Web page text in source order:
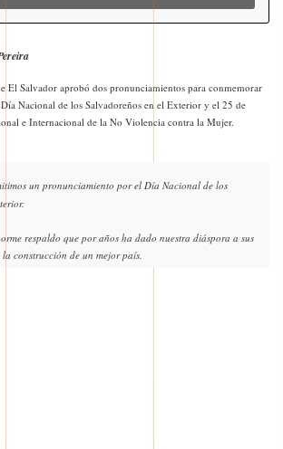
El Salvador aprobó dos pronunciamientos para conmemorar
Nacional de los Salvadoreños en el Exterior y el 25 de
e Internacional de la No Violencia contra la Mujer.
un pronunciamiento por el Día Nacional de los
respaldo que por años ha dado nuestra diáspora a sus
construcción de un mejor país.